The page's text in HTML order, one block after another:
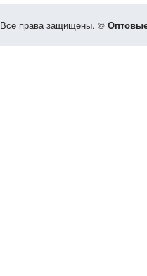
Все права защищены. ©